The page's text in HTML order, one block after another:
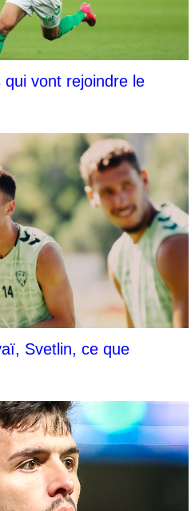
vont rejoindre le
Svetlin, ce que